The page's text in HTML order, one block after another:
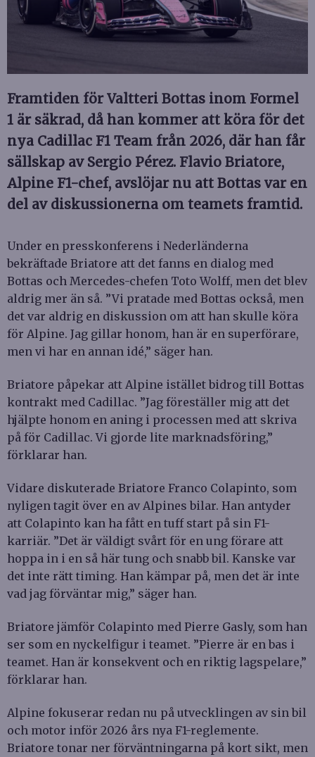
Framtiden för Valtteri Bottas inom Formel
1 är säkrad, då han kommer att köra för det
nya Cadillac F1 Team från 2026, där han får
sällskap av Sergio Pérez. Flavio Briatore,
Alpine F1-chef, avslöjar nu att Bottas var en
del av diskussionerna om teamets framtid.
Under en presskonferens i Nederländerna
bekräftade Briatore att det fanns en dialog med
Bottas och Mercedes-chefen Toto Wolff, men det blev
aldrig mer än så. ”Vi pratade med Bottas också, men
det var aldrig en diskussion om att han skulle köra
för Alpine. Jag gillar honom, han är en superförare,
men vi har en annan idé,” säger han.
Briatore påpekar att Alpine istället bidrog till Bottas
kontrakt med Cadillac. ”Jag föreställer mig att det
hjälpte honom en aning i processen med att skriva
på för Cadillac. Vi gjorde lite marknadsföring,”
förklarar han.
Vidare diskuterade Briatore Franco Colapinto, som
nyligen tagit över en av Alpines bilar. Han antyder
att Colapinto kan ha fått en tuff start på sin F1-
karriär. ”Det är väldigt svårt för en ung förare att
hoppa in i en så här tung och snabb bil. Kanske var
det inte rätt timing. Han kämpar på, men det är inte
vad jag förväntar mig,” säger han.
Briatore jämför Colapinto med Pierre Gasly, som han
ser som en nyckelfigur i teamet. ”Pierre är en bas i
teamet. Han är konsekvent och en riktig lagspelare,”
förklarar han.
Alpine fokuserar redan nu på utvecklingen av sin bil
och motor inför 2026 års nya F1-reglemente.
Briatore tonar ner förväntningarna på kort sikt, men